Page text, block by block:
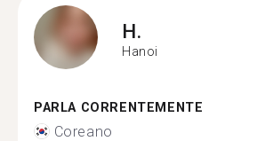
H.
Hanoi
PARLA CORRENTEMENTE
Coreano